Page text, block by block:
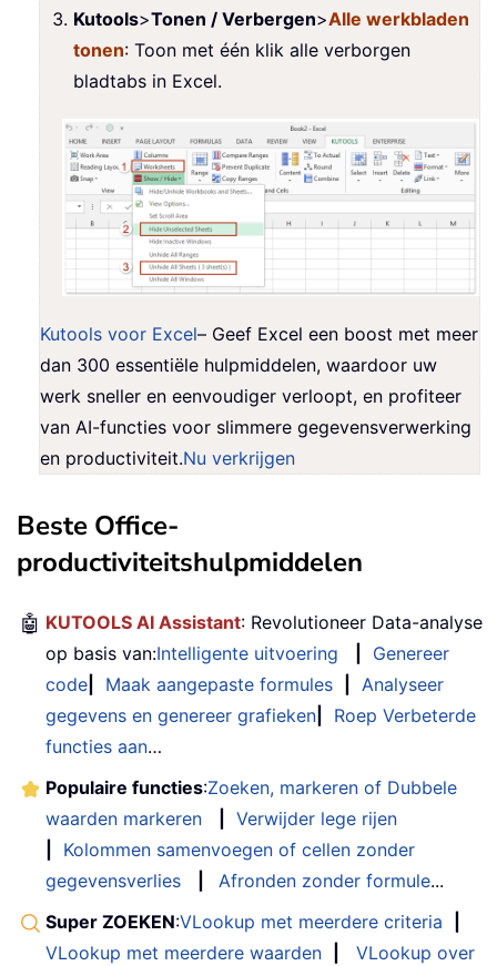
Kutools>Tonen / Verbergen>Alle werkbladen
tonen: Toon met één klik alle verborgen
bladtabs in Excel.
Kutools voor Excel– Geef Excel een boost met meer
dan 300 essentiële hulpmiddelen, waardoor uw
werk sneller en eenvoudiger verloopt, en profiteer
van AI-functies voor slimmere gegevensverwerking
en productiviteit.Nu verkrijgen
Beste Office-
productiviteitshulpmiddelen
🤖 KUTOOLS AI Assistant: Revolutioneer Data-analyse
op basis van:Intelligente uitvoering
Genereer
code
Maak aangepaste formules
Analyseer
gegevens en genereer grafieken
Roep Verbeterde
functies aan…
Populaire functies:Zoeken, markeren of Dubbele
waarden markeren
Verwijder lege rijen
Kolommen samenvoegen of cellen zonder
gegevensverlies
Afronden zonder formule...
Super ZOEKEN:VLookup met meerdere criteria
VLookup met meerdere waarden
VLookup over